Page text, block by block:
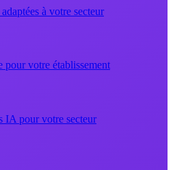
à votre secteur
pour votre établissement
IA pour votre secteur